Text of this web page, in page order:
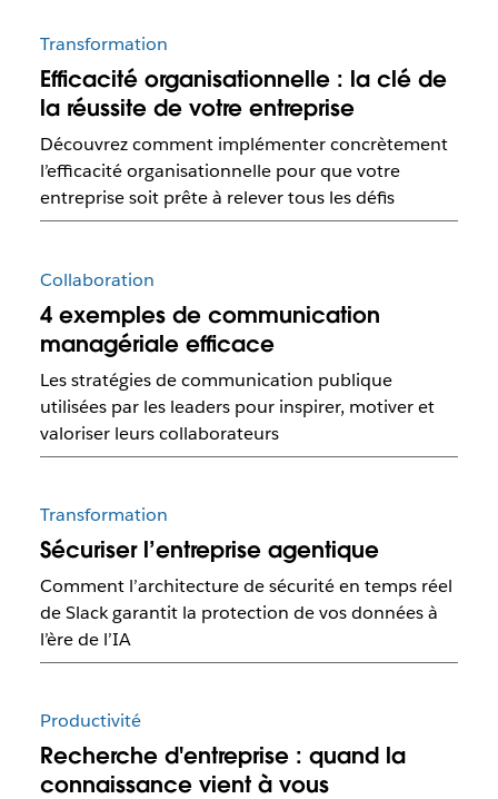
Transformation
Efficacité organisationnelle : la clé de
la réussite de votre entreprise
Découvrez comment implémenter concrètement
l’efficacité organisationnelle pour que votre
entreprise soit prête à relever tous les défis
Collaboration
4 exemples de communication
managériale efficace
Les stratégies de communication publique
utilisées par les leaders pour inspirer, motiver et
valoriser leurs collaborateurs
Transformation
Sécuriser l’entreprise agentique
Comment l’architecture de sécurité en temps réel
de Slack garantit la protection de vos données à
l’ère de l’IA
Productivité
Recherche d'entreprise : quand la
connaissance vient à vous